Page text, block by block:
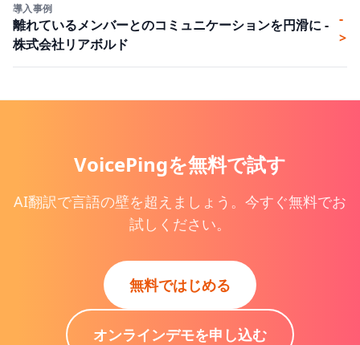
導入事例
離れているメンバーとのコミュニケーションを円滑に -
株式会社リアボルド
-
>
VoicePingを無料で試す
AI翻訳で言語の壁を超えましょう。今すぐ無料でお
試しください。
無料ではじめる
オンラインデモを申し込む